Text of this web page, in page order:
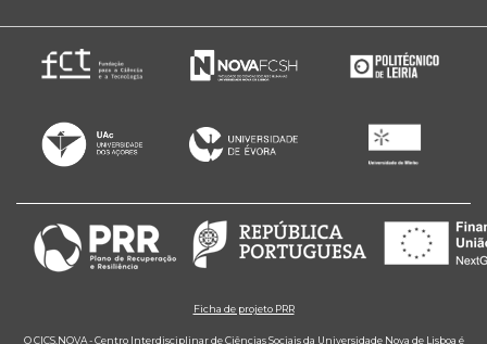
Ficha de projeto PRR
O CICS.NOVA - Centro Interdisciplinar de Ciências Sociais da Universidade Nova de Lisboa é